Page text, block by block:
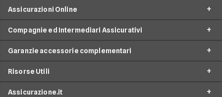
Assicurazioni Online
RC Auto
RC Moto
Assicurazione Ciclomotore
Compagnie ed Intermediari Assicurativi
Allianz Direct
Prima.it
Garanzie accessorie complementari
Infortuni conducente
Risorse Utili
Assicurazione.it